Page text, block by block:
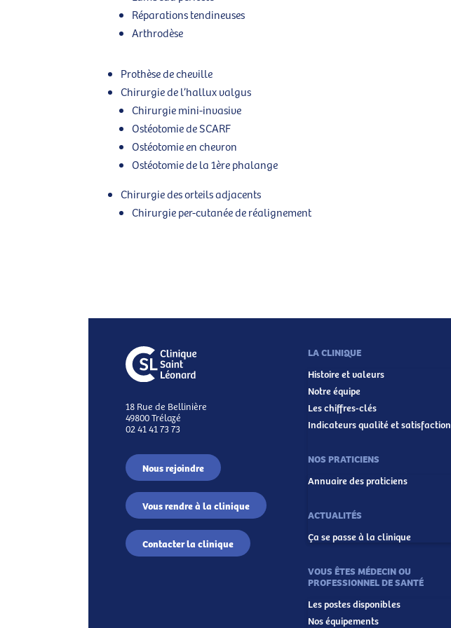
Réparations tendineuses
Arthrodèse
Prothèse de cheville
Chirurgie de l’hallux valgus
Chirurgie mini-invasive
Ostéotomie de SCARF
Ostéotomie en chevron
Ostéotomie de la 1ère phalange
Chirurgie des orteils adjacents
Chirurgie per-cutanée de réalignement
18 Rue de Bellinière
49800 Trélazé
02 41 41 73 73
Nous rejoindre
Vous rendre à la clinique
Contacter la clinique
LA CLINIQUE
Histoire et valeurs
Notre équipe
Les chiffres-clés
Indicateurs qualité et satisfaction
NOS PRATICIENS
Annuaire des praticiens
ACTUALITÉS
Ça se passe à la clinique
VOUS ÊTES MÉDECIN OU
PROFESSIONNEL DE SANTÉ
Les postes disponibles
Nos équipements